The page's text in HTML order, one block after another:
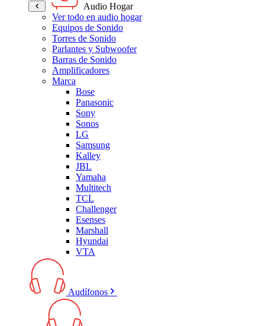
Audio Hogar
Ver todo en audio hogar
Equipos de Sonido
Torres de Sonido
Parlantes y Subwoofer
Barras de Sonido
Amplificadores
Marca
Bose
Panasonic
Sony
Sonos
LG
Samsung
Kalley
JBL
Yamaha
Multitech
TCL
Challenger
Esenses
Marshall
Hyundai
VTA
Audífonos